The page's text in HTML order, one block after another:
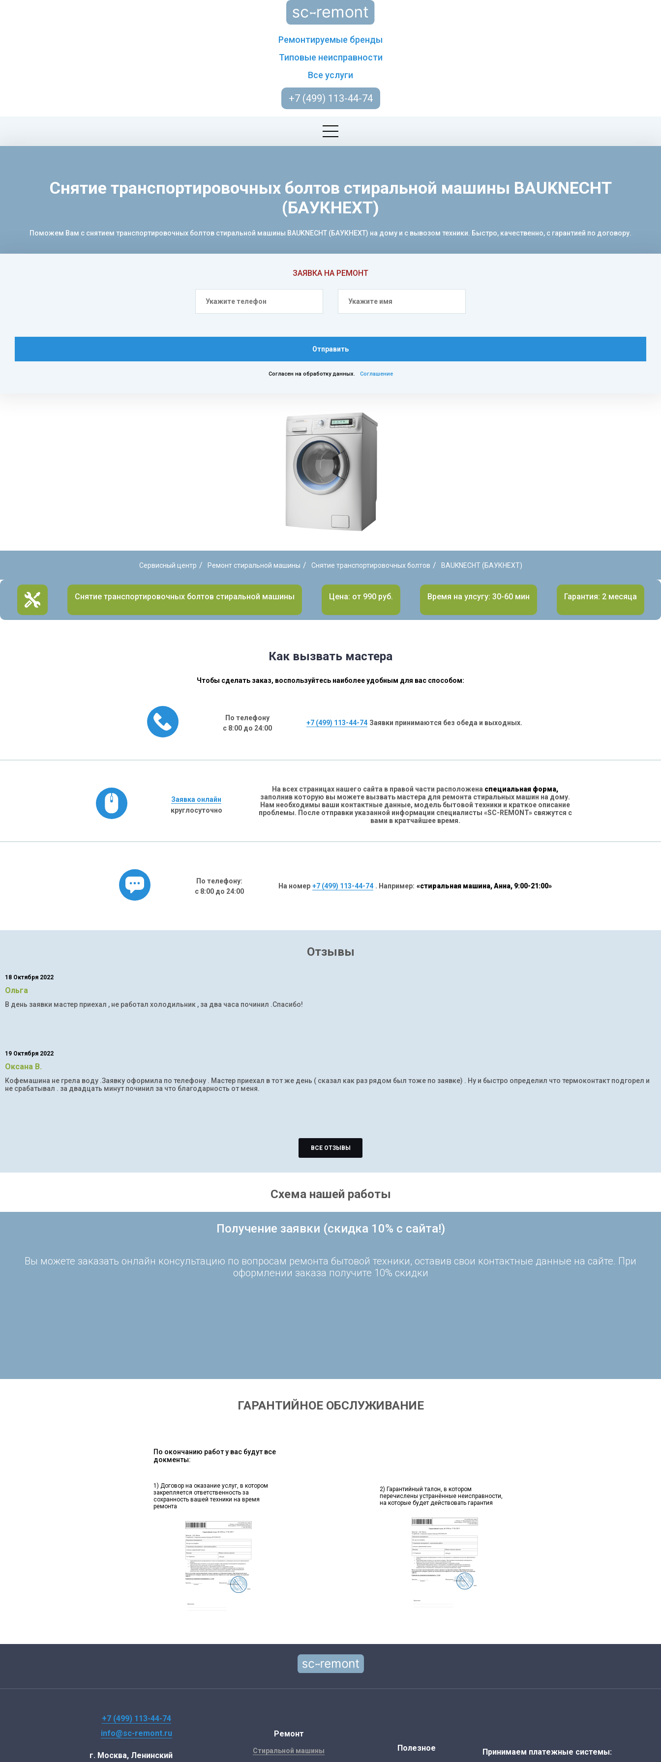
Ремонтируемые бренды
Типовые неисправности
Все услуги
+7 (499) 113-44-74
ЗАЯВКА НА РЕМОНТ
Отправить
Согласен на обработку данных. Соглашение
Снятие транспортировочных болтов стиральной машины BAUKNECHT
(БАУКНЕХТ)
Поможем Вам с снятием транспортировочных болтов стиральной машины BAUKNECHT (БАУКНЕХТ) на дому и с вывозом техники. Быстро, качественно, с гарантией по договору.
Сервисный центр / Ремонт стиральной машины / Снятие транспортировочных болтов / BAUKNECHT (БАУКНЕХТ)
Снятие транспортировочных болтов стиральной машины Цена: от 990 руб. Время на улсугу: 30-60 мин Гарантия: 2 месяца
Как вызвать мастера
Чтобы сделать заказ, воспользуйтесь наиболее удобным для вас способом:
По телефону
с 8:00 до 24:00
+7 (499) 113-44-74 Заявки принимаются без обеда и выходных.
Заявка онлайн
круглосуточно
На всех страницах нашего сайта в правой части расположена специальная форма,
заполнив которую вы можете вызвать мастера для ремонта стиральных машин на дому.
Нам необходимы ваши контактные данные, модель бытовой техники и краткое описание
проблемы. После отправки указанной информации специалисты «SC-REMONT» свяжутся с
вами в кратчайшее время.
По телефону:
с 8:00 до 24:00
На номер +7 (499) 113-44-74 . Например: «стиральная машина, Анна, 9:00-21:00»
Отзывы
18 Октября 2022
Ольга
В день заявки мастер приехал , не работал холодильник , за два часа починил .Спасибо!
19 Октября 2022
Оксана В.
Кофемашина не грела воду .Заявку оформила по телефону . Мастер приехал в тот же день ( сказал как раз рядом был тоже по заявке) . Ну и быстро определил что термоконтакт подгорел и
не срабатывал . за двадцать минут починил за что благодарность от меня.
ВСЕ ОТЗЫВЫ
Схема нашей работы
Получение заявки (скидка 10% с сайта!)
Вы можете заказать онлайн консультацию по вопросам ремонта бытовой техники, оставив свои контактные данные на сайте. При
оформлении заказа получите 10% скидки
ГАРАНТИЙНОЕ ОБСЛУЖИВАНИЕ
По окончанию работ у вас будут все
докменты:
1) Договор на оказание услуг, в котором
закрепляется ответственность за
сохранность вашей техники на время
ремонта
2) Гарантийный талон, в котором
перечислены устранённые неисправности,
на которые будет действовать гарантия
+7 (499) 113-44-74
info@sc-remont.ru
г. Москва, Ленинский
Ремонт
Стиральной машины
Полезное Принимаем платежные системы: